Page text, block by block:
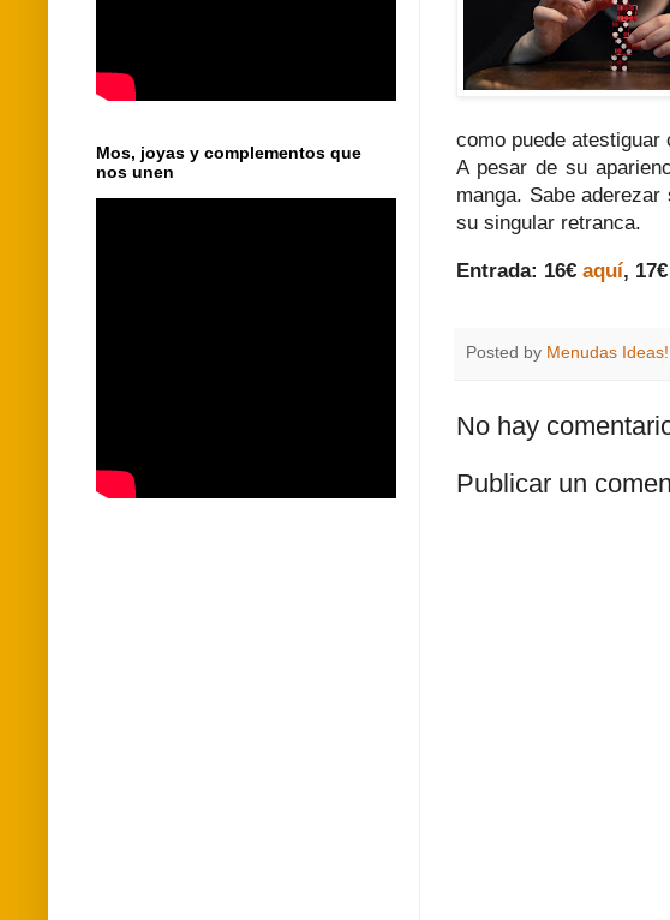
como puede atestiguar
A pesar de su
manga. Sabe
su singular retranca.
Entrada: 16€ aquí ,
Posted by Menudas Ideas!
No hay
Publicar un
Mos, joyas y complementos que
nos unen